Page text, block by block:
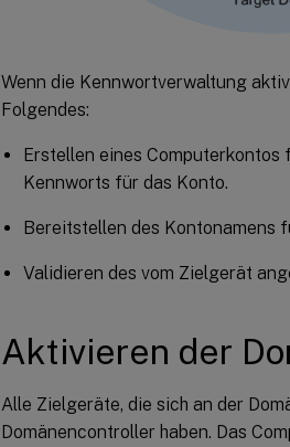
Wenn die Kennwortverwaltung
Folgendes:
Erstellen eines Computerkontos
Kennworts für das Konto.
Bereitstellen des Kontonamens
Validieren des vom Zielgerät
Aktivieren der
Alle Zielgeräte, die sich an der
Domänencontroller haben. Das